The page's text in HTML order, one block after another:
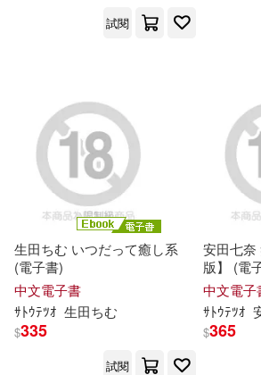
素人onlyプラム(55)
篠田あゆみ(54)
張興東(49) 時計野はり(48)
小林尽(47) 崔鍾雷(47)
長鴻出版社(220)
高等教育出版社(216)
華東師範大學出版社(215)
台灣東販(211)
北京科學技術出版社(203)
Neo Media(194)
作者/演唱/譯/編/繪(117)
價格
範圍
試閱
生田ちむ いつだって癒し系
(電子書)
中文電子書
ｻﾄｳﾃﾂｵ 生田ちむ
$335
試閱
安田七奈
版】 (電
中文電子
ｻﾄｳﾃﾂｵ
$365